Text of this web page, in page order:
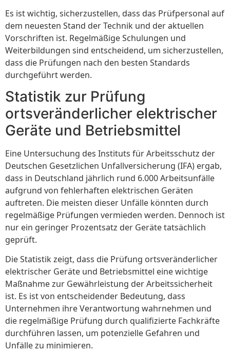
Es ist wichtig, sicherzustellen, dass das Prüfpersonal auf
dem neuesten Stand der Technik und der aktuellen
Vorschriften ist. Regelmäßige Schulungen und
Weiterbildungen sind entscheidend, um sicherzustellen,
dass die Prüfungen nach den besten Standards
durchgeführt werden.
Statistik zur Prüfung
ortsveränderlicher elektrischer
Geräte und Betriebsmittel
Eine Untersuchung des Instituts für Arbeitsschutz der
Deutschen Gesetzlichen Unfallversicherung (IFA) ergab,
dass in Deutschland jährlich rund 6.000 Arbeitsunfälle
aufgrund von fehlerhaften elektrischen Geräten
auftreten. Die meisten dieser Unfälle könnten durch
regelmäßige Prüfungen vermieden werden. Dennoch ist
nur ein geringer Prozentsatz der Geräte tatsächlich
geprüft.
Die Statistik zeigt, dass die Prüfung ortsveränderlicher
elektrischer Geräte und Betriebsmittel eine wichtige
Maßnahme zur Gewährleistung der Arbeitssicherheit
ist. Es ist von entscheidender Bedeutung, dass
Unternehmen ihre Verantwortung wahrnehmen und
die regelmäßige Prüfung durch qualifizierte Fachkräfte
durchführen lassen, um potenzielle Gefahren und
Unfälle zu minimieren.